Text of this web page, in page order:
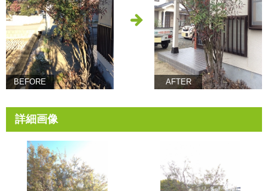
BEFORE AFTER
詳細画像